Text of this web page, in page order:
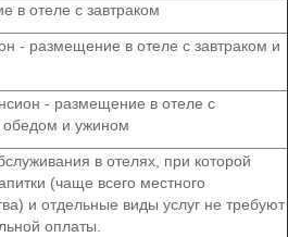
в отеле с завтраком
- размещение в отеле с завтраком и
- размещение в отеле с
обедом и ужином
в отелях, при которой
(чаще всего местного
и отдельные виды услуг не требуют
оплаты.